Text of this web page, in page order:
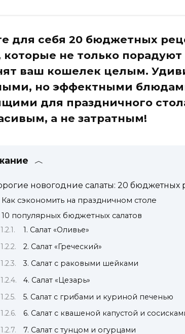
для себя 20 бюджетных
которые не только
ваш кошелек целым.
но эффектными
для праздничного
а не затратным!
новогодние салаты: 20 бюджетных
Как сэкономить на праздничном столе
10 популярных бюджетных салатов
1. Салат «Оливье»
2. Салат «Греческий»
3. Салат с раковыми шейками
4. Салат «Цезарь»
5. Салат с грибами и куриной печенью
6. Салат с квашеной капустой и
7. Салат с тунцом и огурцами